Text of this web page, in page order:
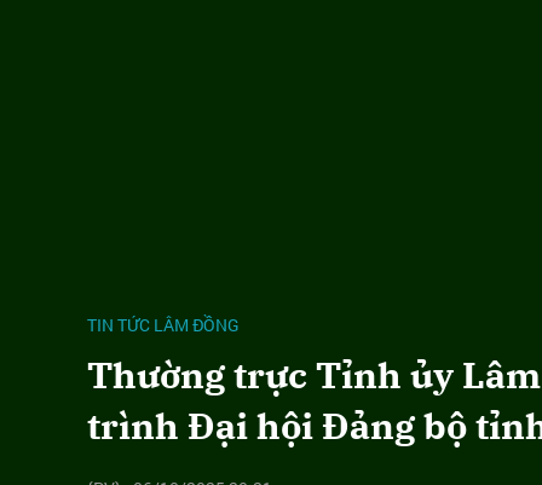
TIN TỨC LÂM ĐỒNG
Thường trực Tỉnh ủy
trình Đại hội Đảng bộ